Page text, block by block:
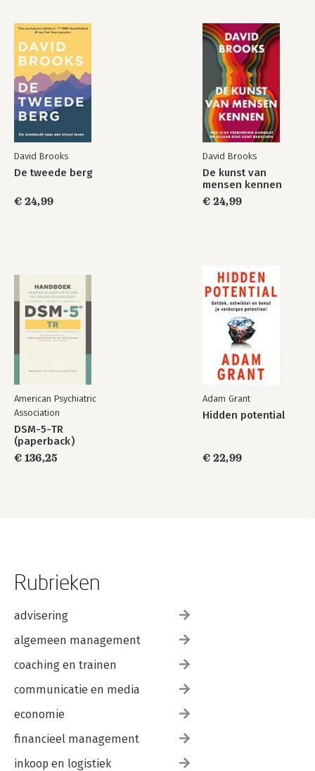
David Brooks
De tweede berg
€ 24,99
David Brooks
De kunst van
mensen kennen
€ 24,99
American Psychiatric
Association
DSM-5-TR
(paperback)
€ 136,25
Adam Grant
Hidden potential
€ 22,99
Rubrieken
advisering
algemeen management
coaching en trainen
communicatie en media
economie
financieel management
inkoop en logistiek